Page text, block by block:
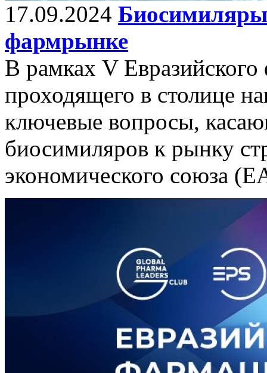
17.09.2024 Биосимиляры
фармрынке
В рамках V
проходящего в столице
ключевые вопросы,
биосимиляров к рынку
экономического союза